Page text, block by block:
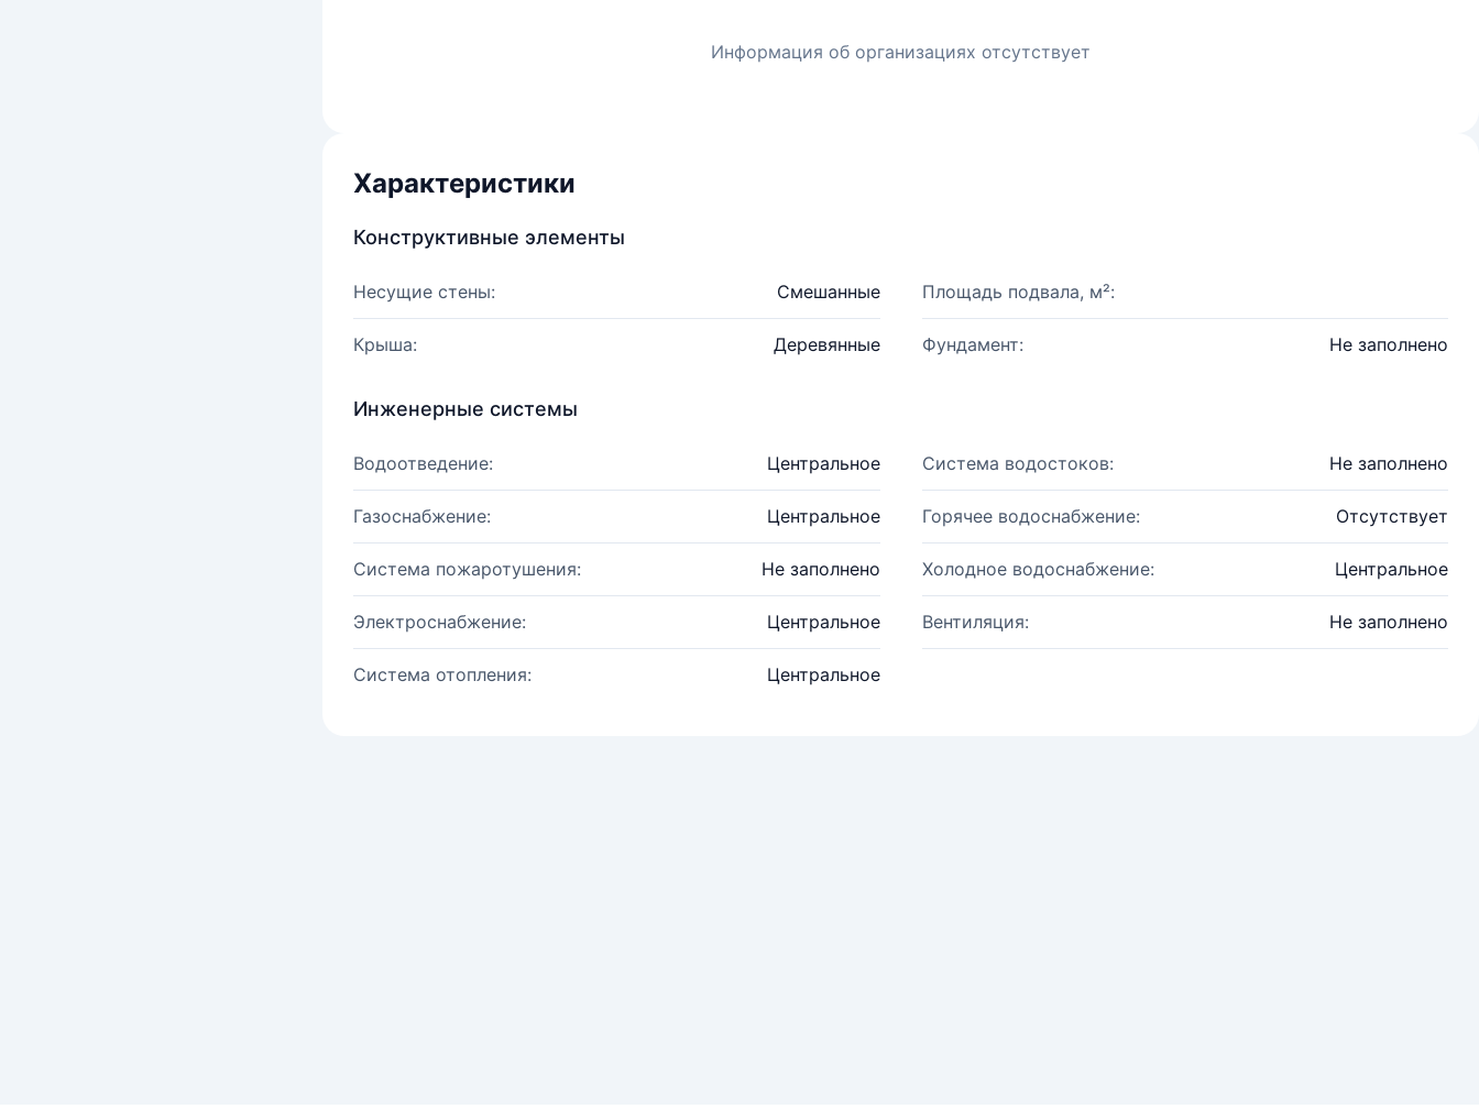
Информация об организациях отсутствует
Характеристики
Конструктивные элементы
Несущие стены: Смешанные Площадь подвала, м²:
Крыша: Деревянные Фундамент: Не заполнено
Инженерные системы
Водоотведение: Центральное Система водостоков: Не заполнено
Газоснабжение: Центральное Горячее водоснабжение: Отсутствует
Система пожаротушения: Не заполнено Холодное водоснабжение: Центральное
Электроснабжение: Центральное Вентиляция: Не заполнено
Система отопления: Центральное